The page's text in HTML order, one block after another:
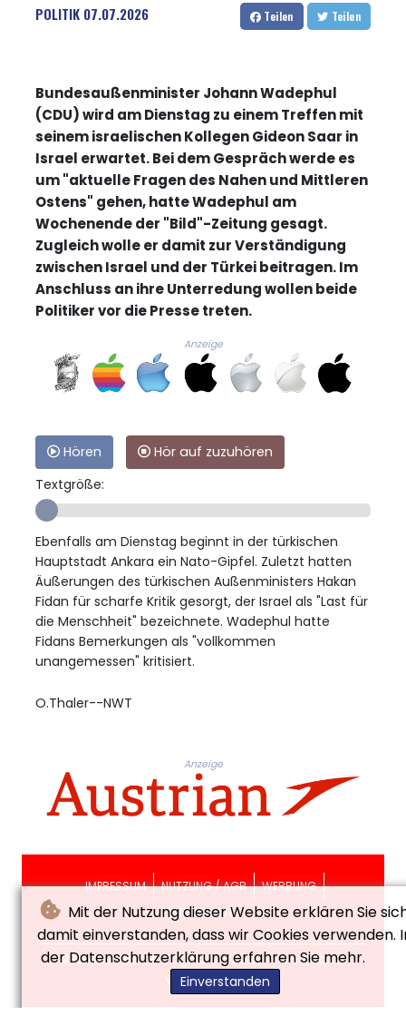
Mit der Nutzung dieser Website erklären Sie
damit einverstanden, dass wir Cookies verwenden.
der Datenschutzerklärung erfahren Sie mehr.
Einverstanden
POLITIK 07.07.2026 Teilen Teilen
Bundesaußenminister Johann Wadephul
(CDU) wird am Dienstag zu einem Treffen mit
seinem israelischen Kollegen Gideon Saar in
Israel erwartet. Bei dem Gespräch werde es
um "aktuelle Fragen des Nahen und Mittleren
Ostens" gehen, hatte Wadephul am
Wochenende der "Bild"-Zeitung gesagt.
Zugleich wolle er damit zur Verständigung
zwischen Israel und der Türkei beitragen. Im
Anschluss an ihre Unterredung wollen beide
Politiker vor die Presse treten.
Anzeige
Hören
Hör auf zuzuhören
Textgröße:
Ebenfalls am Dienstag beginnt in der türkischen
Hauptstadt Ankara ein Nato-Gipfel. Zuletzt hatten
Äußerungen des türkischen Außenministers Hakan
Fidan für scharfe Kritik gesorgt, der Israel als "Last für
die Menschheit" bezeichnete. Wadephul hatte
Fidans Bemerkungen als "vollkommen
unangemessen" kritisiert.
O.Thaler--NWT
Anzeige
IMPRESSUM NUTZUNG / AGB
WERBUNG
DATENSCHUTZ
© Neues Wiener Tagblatt - 2026 - Alle Rechte
vorbehalten